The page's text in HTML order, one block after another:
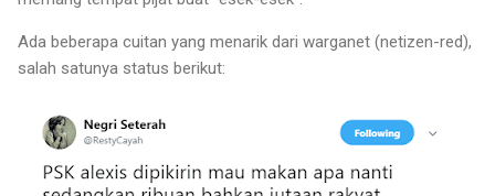
Ada beberapa cuitan yang menarik dari warganet (netizen-red),
salah satunya status berikut: